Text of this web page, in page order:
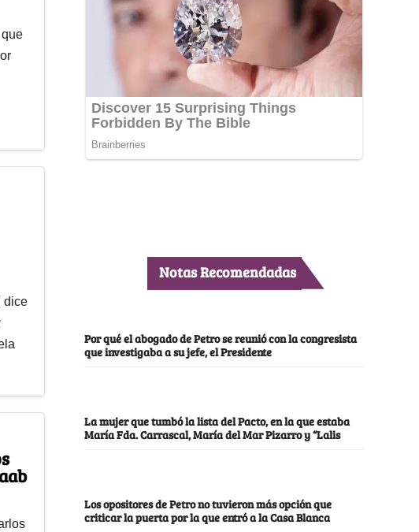
dice
Notas Recomendadas
Por qué el abogado de Petro se reunió con la congresista
que investigaba a su jefe, el Presidente
La mujer que tumbó la lista del Pacto, en la que estaba
María Fda. Carrascal, María del Mar Pizarro y “Lalis
Los opositores de Petro no tuvieron más opción que
criticar la puerta por la que entró a la Casa Blanca